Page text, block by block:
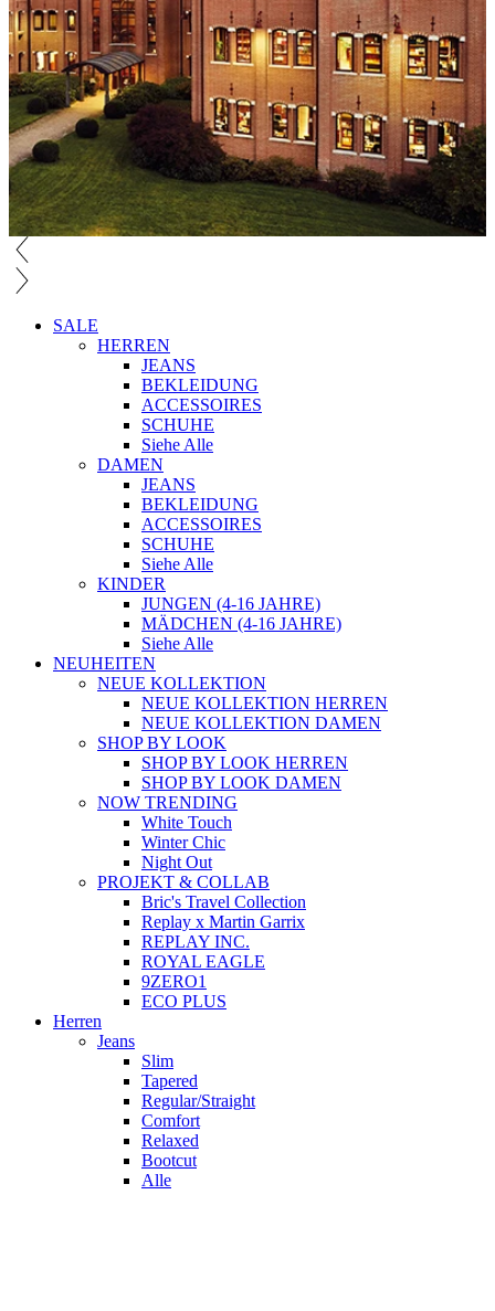
SALE
HERREN
JEANS
BEKLEIDUNG
ACCESSOIRES
SCHUHE
Siehe Alle
DAMEN
JEANS
BEKLEIDUNG
ACCESSOIRES
SCHUHE
Siehe Alle
KINDER
JUNGEN (4-16 JAHRE)
MÄDCHEN (4-16 JAHRE)
Siehe Alle
NEUHEITEN
NEUE KOLLEKTION
NEUE KOLLEKTION HERREN
NEUE KOLLEKTION DAMEN
SHOP BY LOOK
SHOP BY LOOK HERREN
SHOP BY LOOK DAMEN
NOW TRENDING
White Touch
Winter Chic
Night Out
PROJEKT & COLLAB
Bric's Travel Collection
Replay x Martin Garrix
REPLAY INC.
ROYAL EAGLE
9ZERO1
ECO PLUS
Herren
Jeans
Slim
Tapered
Regular/Straight
Comfort
Relaxed
Bootcut
Alle